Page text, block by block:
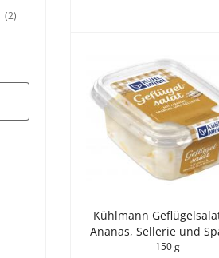
(2)
Kühlmann
Ananas, Sellerie und
150 g